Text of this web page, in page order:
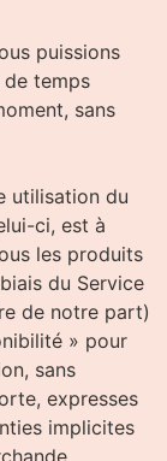
puissions
temps
sans
utilisation du
ci, est à
les produits
du Service
de notre part)
» pour
sans
expresses
implicites